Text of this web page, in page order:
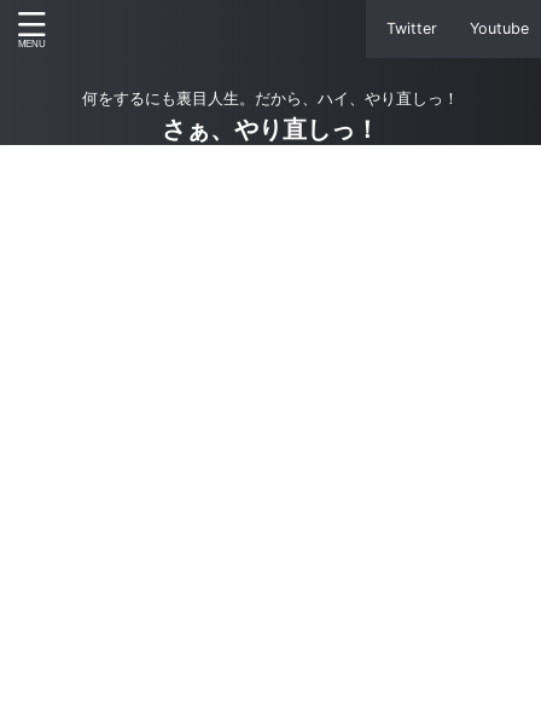
Twitter Youtube
何をするにも裏目人生。だから、ハイ、やり直しっ！
さぁ、やり直しっ！